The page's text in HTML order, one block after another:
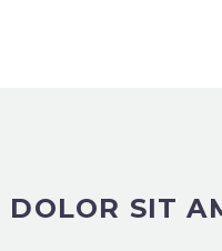
DOLOR SIT